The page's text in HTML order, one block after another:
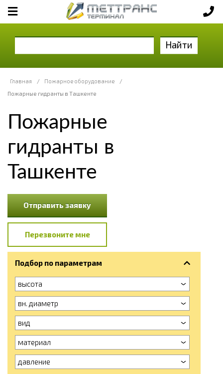
Найти
Главная / Пожарное оборудование
/
Пожарные гидранты в Ташкенте
Пожарные
гидранты в
Ташкенте
Отправить заявку
Перезвоните мне
Подбор по параметрам
высота
вн. диаметр
вид
материал
давление